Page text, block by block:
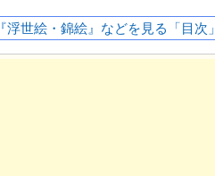
『浮世絵・錦絵』などを見る「目次」